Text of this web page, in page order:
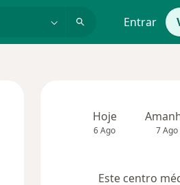
Entrar
Hoje
6 Ago 7 Ago
Este centro